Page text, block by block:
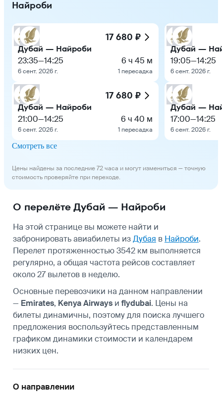
Найроби
17 680 ₽
Дубай — Найроби
23:35—14:25
6 сент. 2026 г.
6 ч 45 м
1 пересадка
17 680 ₽
Дубай — Найроби
21:00—14:25
6 сент. 2026 г.
6 ч 40 м
1 пересадка
Дубай —
19:05—14:25
6 сент. 2026 г.
Дубай —
17:00—14:25
6 сент. 2026 г.
Смотреть все
Цены найдены за последние 72 часа и могут измениться — точную
стоимость проверяйте при переходе.
О перелёте Дубай — Найроби
На этой странице вы можете найти и
забронировать авиабилеты изДубая в Найроби.
Перелет протяженностью 3542 км выполняется
регулярно, а общая частота рейсов составляет
около 27 вылетов в неделю.
Основные перевозчики на данном направлении
— Emirates, Kenya Airways и flydubai. Цены на
билеты динамичны, поэтому для поиска лучшего
предложения воспользуйтесь представленным
графиком динамики стоимости и календарем
низких цен.
О направлении